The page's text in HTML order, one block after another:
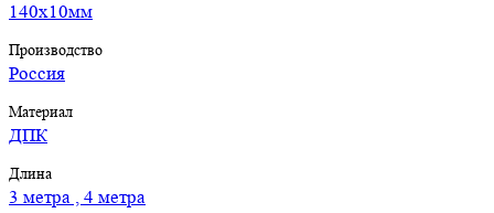
140х10мм
Производство
Россия
Материал
ДПК
Длина
3 метра , 4 метра